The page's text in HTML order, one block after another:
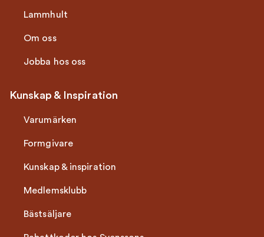
Lammhult
Om oss
Jobba hos oss
Kunskap & Inspiration
Varumärken
Formgivare
Kunskap & inspiration
Medlemsklubb
Bästsäljare